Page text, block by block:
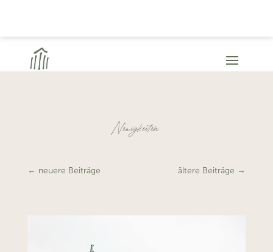
Neuigkeiten
← neuere Beiträge ältere Beiträge →